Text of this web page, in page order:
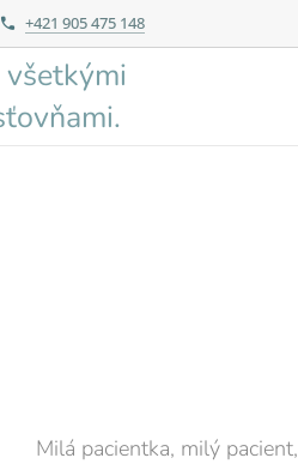
+421 905 475 148
všetkými
Milá pacientka, milý pacient,